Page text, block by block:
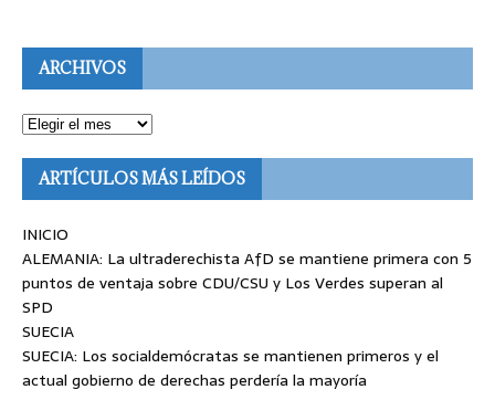
ARCHIVOS
ARTÍCULOS MÁS LEÍDOS
INICIO
ALEMANIA: La ultraderechista AfD se mantiene primera con 5
puntos de ventaja sobre CDU/CSU y Los Verdes superan al
SPD
SUECIA
SUECIA: Los socialdemócratas se mantienen primeros y el
actual gobierno de derechas perdería la mayoría